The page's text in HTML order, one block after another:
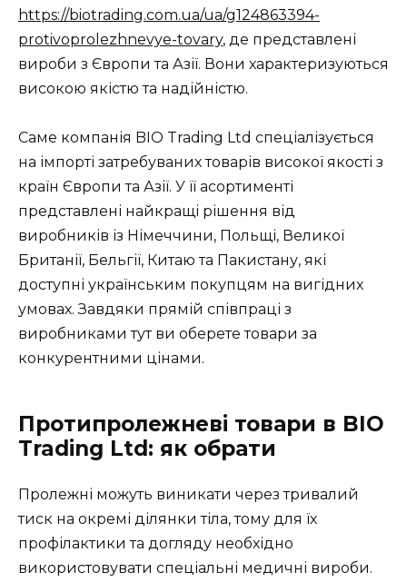
https://biotrading.com.ua/ua/g124863394-
protivoprolezhnevye-tovary, де представлені
вироби з Європи та Азії. Вони характеризуються
високою якістю та надійністю.
Саме компанія BIO Trading Ltd спеціалізується
на імпорті затребуваних товарів високої якості з
країн Європи та Азії. У її асортименті
представлені найкращі рішення від
виробників із Німеччини, Польщі, Великої
Британії, Бельгії, Китаю та Пакистану, які
доступні українським покупцям на вигідних
умовах. Завдяки прямій співпраці з
виробниками тут ви оберете товари за
конкурентними цінами.
Протипролежневі товари в BIO
Trading Ltd: як обрати
Пролежні можуть виникати через тривалий
тиск на окремі ділянки тіла, тому для їх
профілактики та догляду необхідно
використовувати спеціальні медичні вироби.